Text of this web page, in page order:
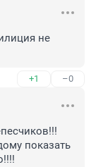
не
+1 –0
показать